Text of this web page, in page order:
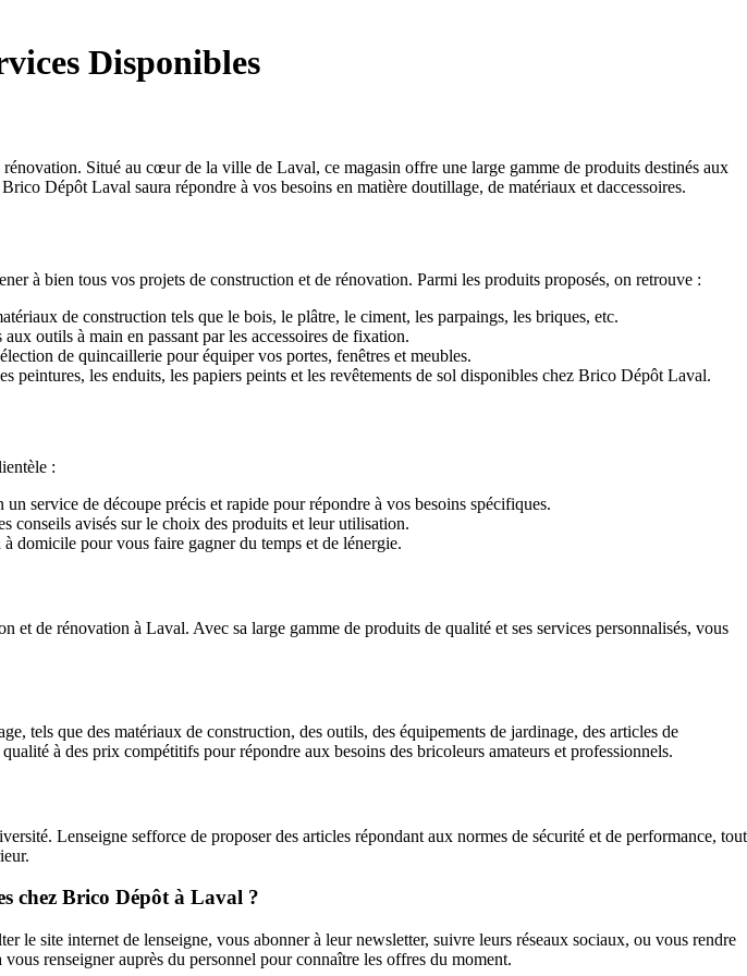
Disponibles
Situé au cœur de la ville de Laval, ce magasin offre une large gamme de produits destinés aux
Dépôt Laval saura répondre à vos besoins en matière doutillage, de matériaux et daccessoires.
à bien tous vos projets de construction et de rénovation. Parmi les produits proposés, on retrouve :
de construction tels que le bois, le plâtre, le ciment, les parpaings, les briques, etc.
outils à main en passant par les accessoires de fixation.
de quincaillerie pour équiper vos portes, fenêtres et meubles.
peintures, les enduits, les papiers peints et les revêtements de sol disponibles chez Brico Dépôt Laval.
:
service de découpe précis et rapide pour répondre à vos besoins spécifiques.
conseils avisés sur le choix des produits et leur utilisation.
domicile pour vous faire gagner du temps et de lénergie.
de rénovation à Laval. Avec sa large gamme de produits de qualité et ses services personnalisés, vous
tels que des matériaux de construction, des outils, des équipements de jardinage, des articles de
à des prix compétitifs pour répondre aux besoins des bricoleurs amateurs et professionnels.
Lenseigne sefforce de proposer des articles répondant aux normes de sécurité et de performance, tout
chez Brico Dépôt à Laval ?
site internet de lenseigne, vous abonner à leur newsletter, suivre leurs réseaux sociaux, ou vous rendre
renseigner auprès du personnel pour connaître les offres du moment.